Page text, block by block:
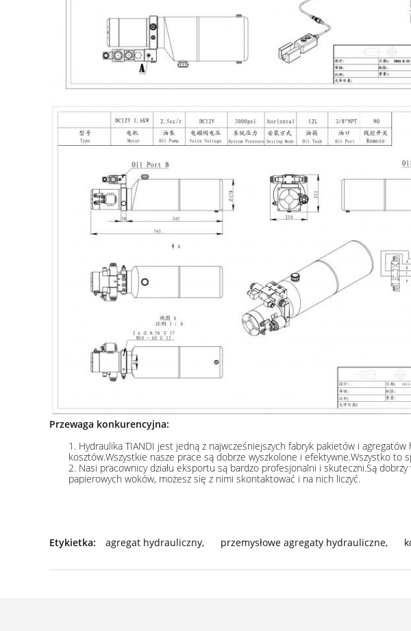
Przewaga konkurencyjna:
1. Hydraulika TIANDI jest jedną z najwcześniejszych fabryk pakietów i
kosztów.Wszystkie nasze prace są dobrze wyszkolone i efektywne.Wszystko to
2. Nasi pracownicy działu eksportu są bardzo profesjonalni i skuteczni.Są
papierowych woków, możesz się z nimi skontaktować i na nich liczyć.
Etykietka: agregat hydrauliczny, przemysłowe agregaty hydrauliczne,